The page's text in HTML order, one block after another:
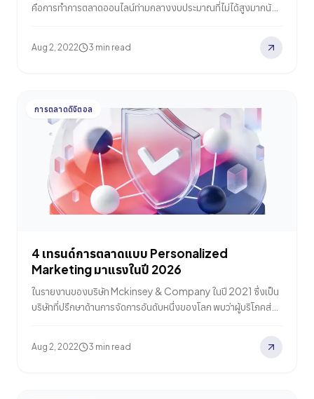
คือการทำการตลาดออนไลน์ท่ามกลางงบประมาณที่ไม่ได้สูงมากนัก
สำเร็จในแคมเปญต่างๆ ฉะนั้นในบทความนี้จะพานักการตลาดทุกคน
ต่างๆ ถ้าพร้อมแล้ว มาดูกันเลย 1. ระดมทุนในแพลตฟอร์มที่สนับสนุน
โดยเฉพาะ จะเห็นได้ว่า TikTok เป็นหนึ่งในแพลตฟอร์มที่ได้รับความ
นิยมเพิ่มมากขึ้นสำหรับกลุ่มองค์กรไม่แสวงผลกำไร ด้วยฟีเจอร์
Donation จึงทำให้ TikTok เป็นหนึ่งในแพลตฟอร์มที่เหมาะสมใน
การสร้างแคมเปญระดมทุนต่างๆ นั่นเอง…
Aug 2, 2022 3 min read
การตลาดดิจิตอล
4 เทรนด์การตลาดแบบ Personalized
Marketing มาแรงในปี 2026
ในรายงานของบริษัท Mckinsey & Company ในปี 2021 ซึ่งเป็น
บริษัทที่ปรึกษาด้านการจัดการอันดับหนึ่งของโลก พบว่าผู้บริโภคส่วน
ตลาดแบบเฉพาะบุคคลที่สามารถตอบโจทย์ความต้องการของผู้
Aug 2, 2022 3 min read